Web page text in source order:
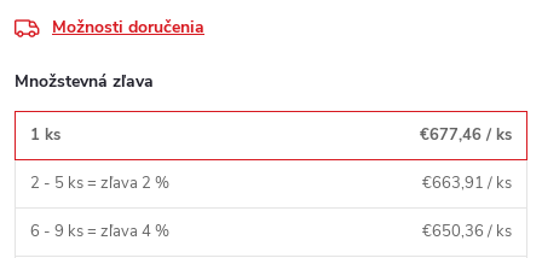
Možnosti doručenia
Množstevná zľava
1 ks €677,46 / ks
2 - 5 ks = zľava 2 % €663,91 / ks
6 - 9 ks = zľava 4 % €650,36 / ks